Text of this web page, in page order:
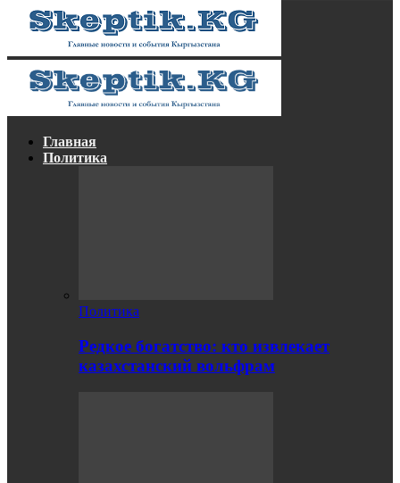
Главная
Политика
Политика
Редкое богатство: кто извлекает
казахстанский вольфрам